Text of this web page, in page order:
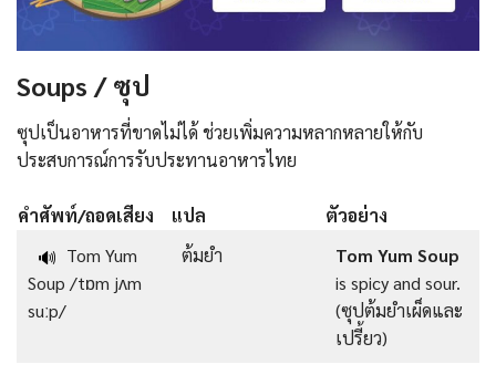
Soups / ซุป
ซุปเป็นอาหารที่ขาดไม่ได้ ช่วยเพิ่มความหลากหลายให้กับ
ประสบการณ์การรับประทานอาหารไทย
คำศัพท์/ถอดเสียง แปล
ตัวอย่าง
🔊 Tom Yum
Soup /tɒm jʌm
suːp/
ต้มยำ
Tom Yum Soup
is spicy and sour.
(ซุปต้มยำเผ็ดและ
เปรี้ยว)